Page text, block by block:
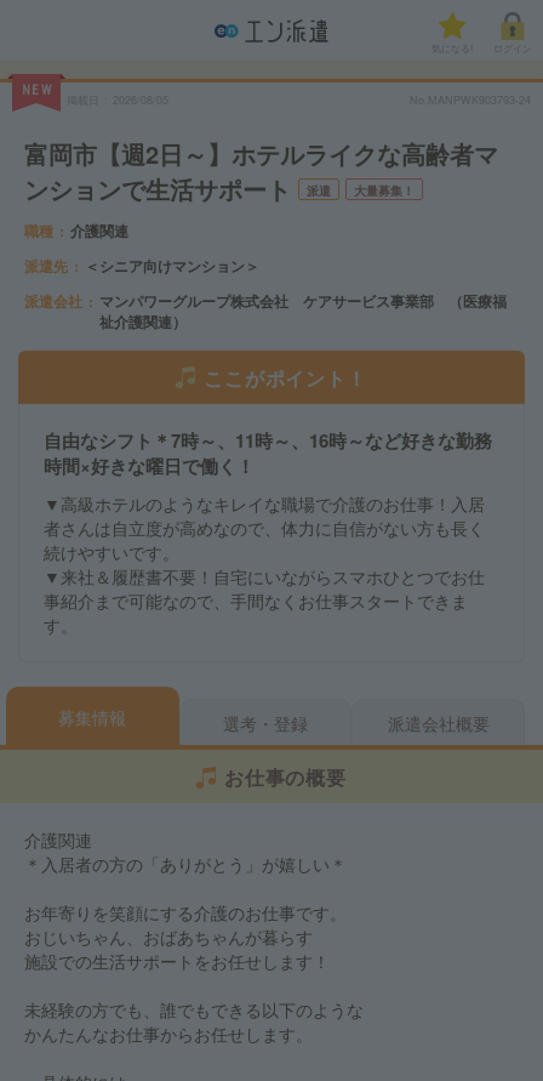
気になる!
NEW
2026/08/05 No.MANPWK903793-24
富岡市【週2日～】ホテルライクな高齢者マ
ンションで生活サポート
派遣 大量募集！
職種
介護関連
派遣先
＜シニア向けマンション＞
派遣会社
マンパワーグループ株式会社 ケアサービス事業部 （医療福
祉介護関連）
ここがポイント！
自由なシフト＊7時～、11時～、16時～など好きな勤務
時間×好きな曜日で働く！
▼高級ホテルのようなキレイな職場で介護のお仕事！入居
者さんは自立度が高めなので、体力に自信がない方も長く
続けやすいです。
▼来社＆履歴書不要！自宅にいながらスマホひとつでお仕
事紹介まで可能なので、手間なくお仕事スタートできま
す。
募集情報 選考・登録 派遣会社概要
お仕事の概要
介護関連
＊入居者の方の「ありがとう」が嬉しい＊
お年寄りを笑顔にする介護のお仕事です。
おじいちゃん、おばあちゃんが暮らす
施設での生活サポートをお任せします！
未経験の方でも、誰でもできる以下のような
かんたんなお仕事からお任せします。